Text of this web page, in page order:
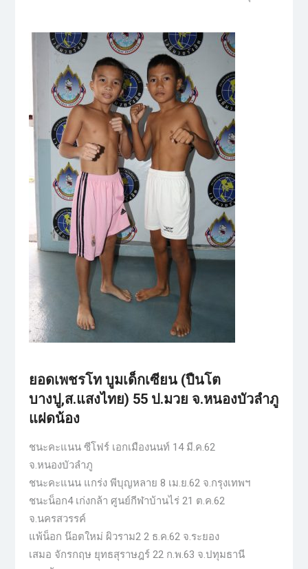
ยอดเพชรโท บูมเด็กเซียน (ปืนโต
บางปู,ส.แสงไทย) 55 ป.มวย จ.หนองบัวลำภู
แฝดน้อง
ชนะคะแนน ซีโฟร์ เอกเมืองนนท์ 14 มี.ค.62
จ.หนองบัวลำภู
ชนะคะแนน แกร่ง พีบุญหลาย 8 เม.ย.62 จ.กรุงเทพฯ
ชนะน็อก4 เก่งกล้า ศูนย์กีฬาบ้านไร่ 21 ต.ค.62
จ.นครสวรรค์
แพ้น็อก น๊อตใหม่ ผิวราม2 2 ธ.ค.62 จ.ระยอง
เสมอ จักรกฤษ ยุทธสุราษฎร์ 22 ก.พ.63 จ.ปทุมธานี